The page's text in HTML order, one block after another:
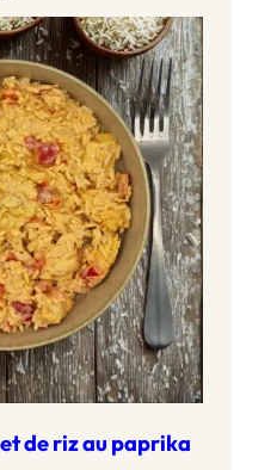
de riz au paprika